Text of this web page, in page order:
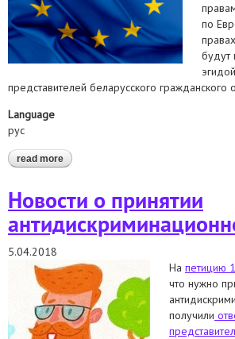
по
будут
представителей беларусского гражданского
Language
рус
read more about план совета европы для
сотрудничестве с контактной
Новости о принятии
5.04.2018
На петицию
что нужно
получили